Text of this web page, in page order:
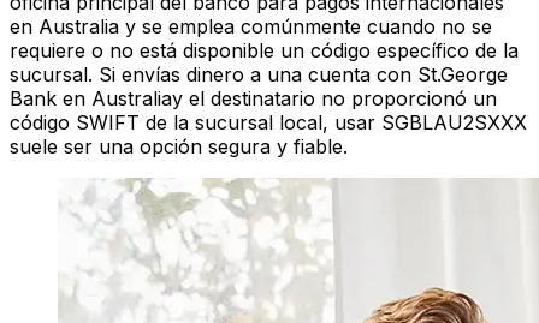
en Australia y se emplea comúnmente cuando no se
requiere o no está disponible un código específico de la
sucursal. Si envías dinero a una cuenta con St.George
Bank en Australiay el destinatario no proporcionó un
código SWIFT de la sucursal local, usar SGBLAU2SXXX
suele ser una opción segura y fiable.